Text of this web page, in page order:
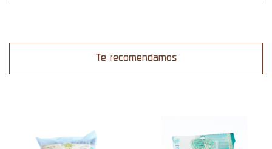
Te recomendamos